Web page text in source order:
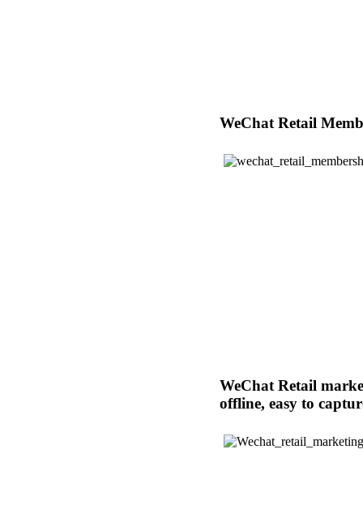
WeChat Retail
WeChat Retail
offline, easy to